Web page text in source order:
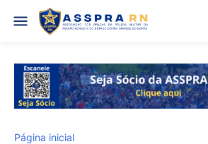
Página inicial